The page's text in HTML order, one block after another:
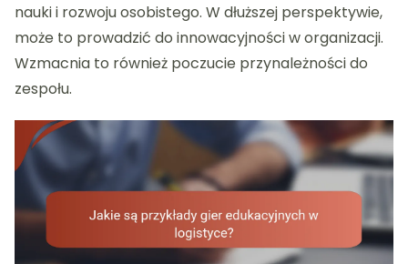
nauki i rozwoju osobistego. W dłuższej perspektywie,
może to prowadzić do innowacyjności w organizacji.
Wzmacnia to również poczucie przynależności do
zespołu.